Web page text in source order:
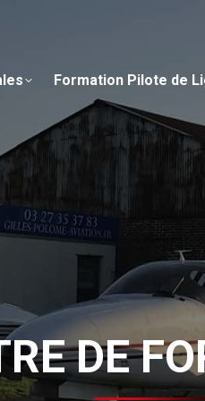
Formation Pilote de
DE